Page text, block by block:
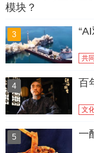
模块？
3
共
4 百
文
5 一